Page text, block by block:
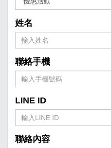
姓名
聯絡手機
LINE ID
聯絡內容